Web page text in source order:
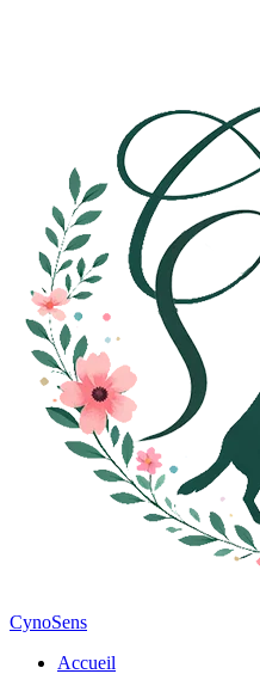
CynoSens
Accueil